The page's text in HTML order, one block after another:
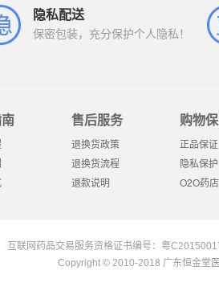
隐私配送
保密包装，充分保护个人隐私！
售后服务
退换货政策
退换货流程
退款说明
购物
正品保证
隐私保护
O2O药店
互联网药品交易服务资格证书编号：粤
Copyright © 2010-2018 广东恒金堂